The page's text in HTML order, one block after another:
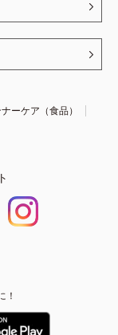
ーケア（食品）
！